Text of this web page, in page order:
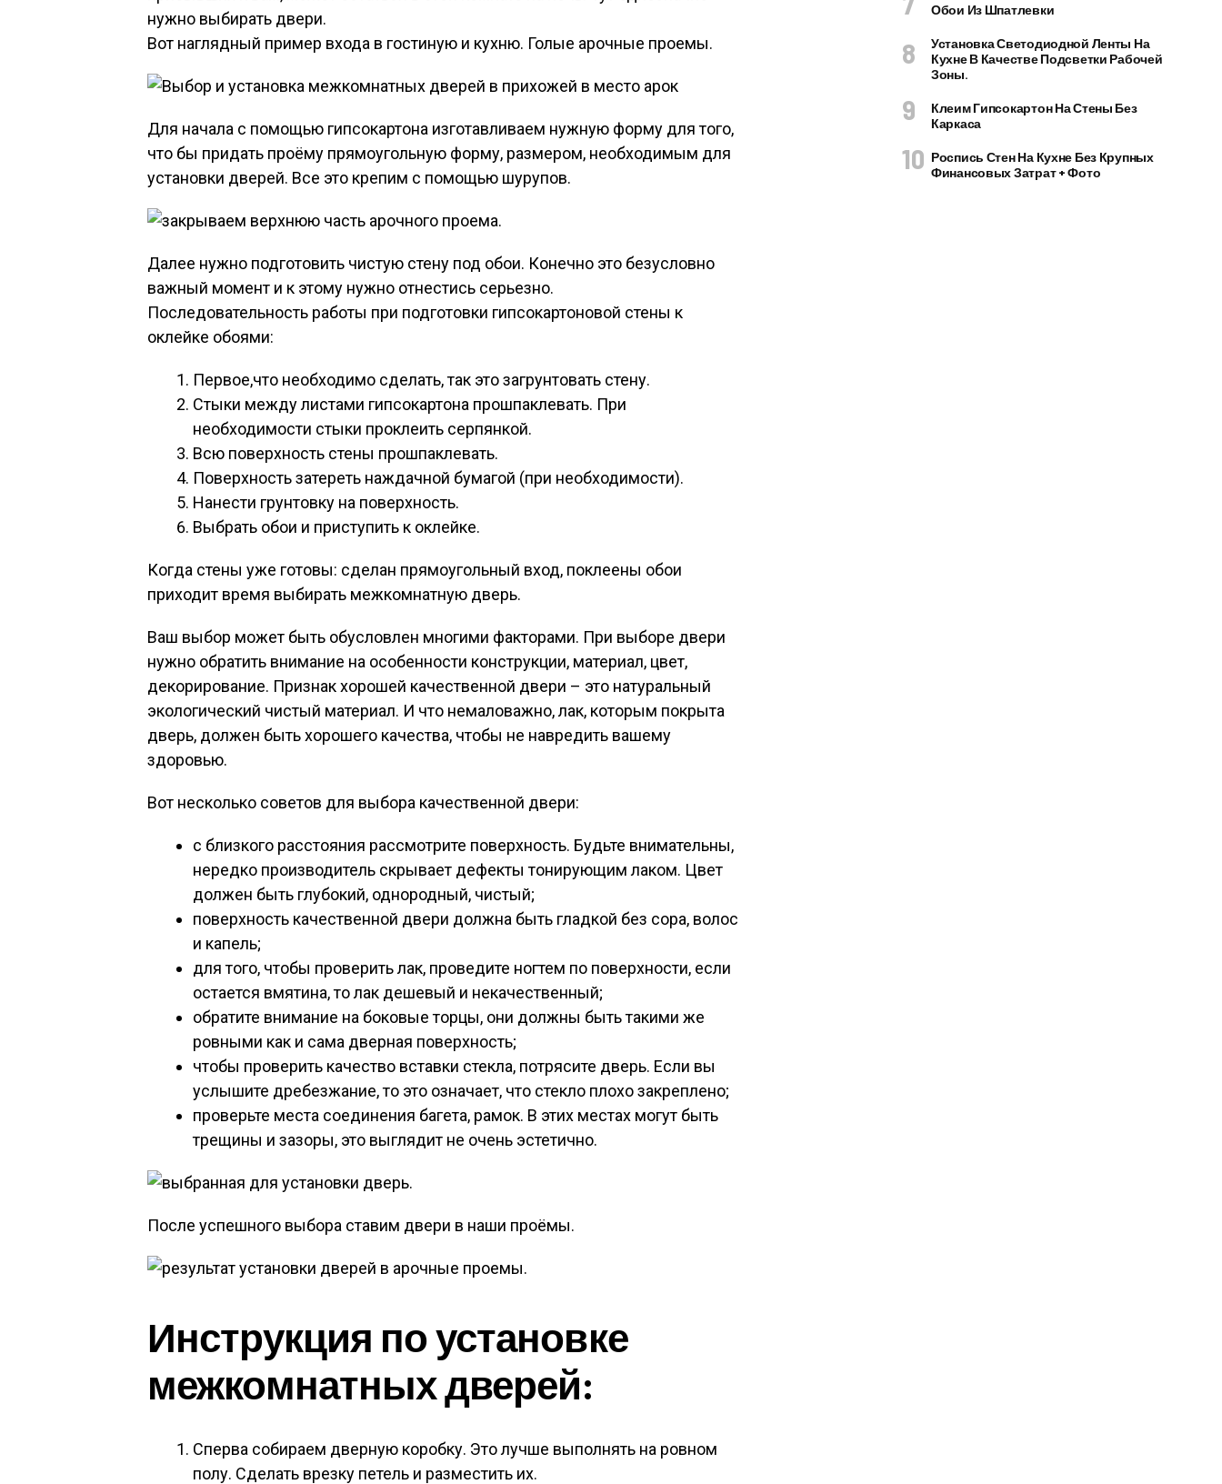
нужно выбирать двери.
Вот наглядный пример входа в гостиную и кухню. Голые арочные проемы.
Для начала с помощью гипсокартона изготавливаем нужную форму для того,
что бы придать проёму прямоугольную форму, размером, необходимым для
установки дверей. Все это крепим с помощью шурупов.
Далее нужно подготовить чистую стену под обои. Конечно это безусловно
важный момент и к этому нужно отнестись серьезно.
Последовательность работы при подготовки гипсокартоновой стены к
оклейке обоями:
Первое,что необходимо сделать, так это загрунтовать стену.
Стыки между листами гипсокартона прошпаклевать. При
необходимости стыки проклеить серпянкой.
Всю поверхность стены прошпаклевать.
Поверхность затереть наждачной бумагой (при необходимости).
Нанести грунтовку на поверхность.
Выбрать обои и приступить к оклейке.
Когда стены уже готовы: сделан прямоугольный вход, поклеены обои
приходит время выбирать межкомнатную дверь.
Ваш выбор может быть обусловлен многими факторами. При выборе двери
нужно обратить внимание на особенности конструкции, материал, цвет,
декорирование. Признак хорошей качественной двери – это натуральный
экологический чистый материал. И что немаловажно, лак, которым покрыта
дверь, должен быть хорошего качества, чтобы не навредить вашему
здоровью.
Вот несколько советов для выбора качественной двери:
с близкого расстояния рассмотрите поверхность. Будьте внимательны,
нередко производитель скрывает дефекты тонирующим лаком. Цвет
должен быть глубокий, однородный, чистый;
поверхность качественной двери должна быть гладкой без сора, волос
и капель;
для того, чтобы проверить лак, проведите ногтем по поверхности, если
остается вмятина, то лак дешевый и некачественный;
обратите внимание на боковые торцы, они должны быть такими же
ровными как и сама дверная поверхность;
чтобы проверить качество вставки стекла, потрясите дверь. Если вы
услышите дребезжание, то это означает, что стекло плохо закреплено;
проверьте места соединения багета, рамок. В этих местах могут быть
трещины и зазоры, это выглядит не очень эстетично.
После успешного выбора ставим двери в наши проёмы.
Инструкция по установке
межкомнатных дверей:
Сперва собираем дверную коробку. Это лучше выполнять на ровном
полу. Сделать врезку петель и разместить их.
Обои Из Шпатлевки
Установка Светодиодной Ленты На
Кухне В Качестве Подсветки Рабочей
Зоны.
Клеим Гипсокартон На Стены Без
Каркаса
Роспись Стен На Кухне Без Крупных
Финансовых Затрат + Фото